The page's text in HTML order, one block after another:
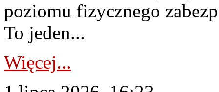
poziomu fizycznego
To jeden...
Więcej...